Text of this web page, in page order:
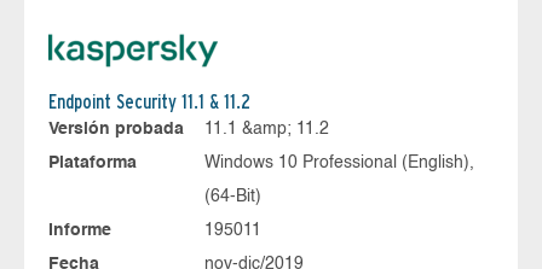
Endpoint Security 11.1 & 11.2
Versión probada
11.1 &amp; 11.2
Plataforma
Windows 10 Professional (English),
(64-Bit)
Informe
195011
Fecha
nov-dic/2019